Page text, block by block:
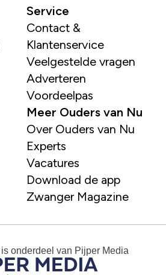
Service
Contact &
Klantenservice
Veelgestelde vragen
Adverteren
Voordeelpas
Meer Ouders van Nu
Over Ouders van Nu
Experts
Vacatures
Download de app
Zwanger Magazine
is onderdeel van Pijper Media